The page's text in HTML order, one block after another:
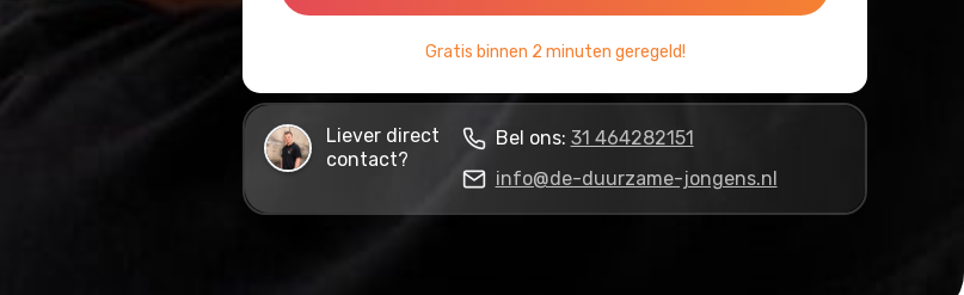
Gratis binnen 2 minuten geregeld!
Liever direct
contact?
Bel ons: 31 464282151
info@de-duurzame-jongens.nl